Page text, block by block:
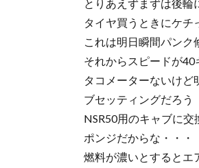
とりあえずまずは後輪
タイヤ買うときにケ
これは明日瞬間パンク
それからスピードが
タコメーターないけど
ブセッティングだろう
NSR50用のキャブに
ポンジだからな・・・
燃料が濃いとするとエ